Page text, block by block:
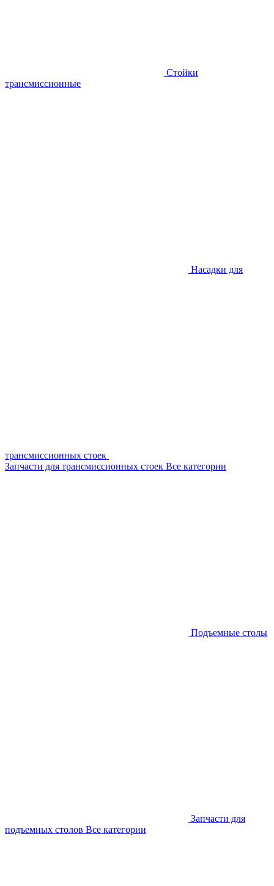
Стойки
трансмиссионные
Насадки для
трансмиссионных стоек
Запчасти для трансмиссионных стоек Все категории
Подъемные столы
Запчасти для
подъемных столов Все категории